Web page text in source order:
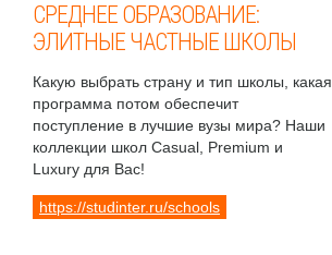
СРЕДНЕЕ ОБРАЗОВАНИЕ:
ЭЛИТНЫЕ ЧАСТНЫЕ ШКОЛЫ
Какую выбрать страну и тип школы, какая
программа потом обеспечит
поступление в лучшие вузы мира? Наши
коллекции школ Casual, Premium и
Luxury для Вас!
https://studinter.ru/schools